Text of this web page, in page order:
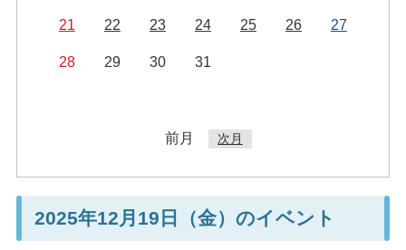
21 22 23 24 25 26 27
28 29 30 31
前月 次月
2025年12月19日（金）のイベント